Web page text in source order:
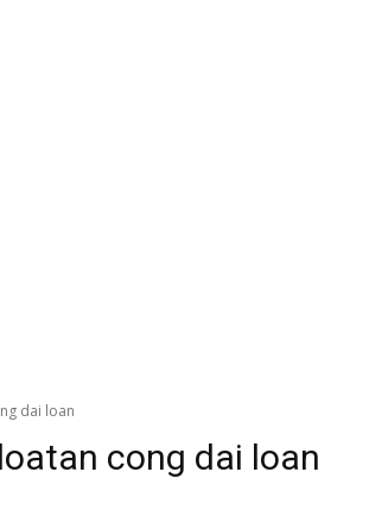
dai loan
cong dai loan